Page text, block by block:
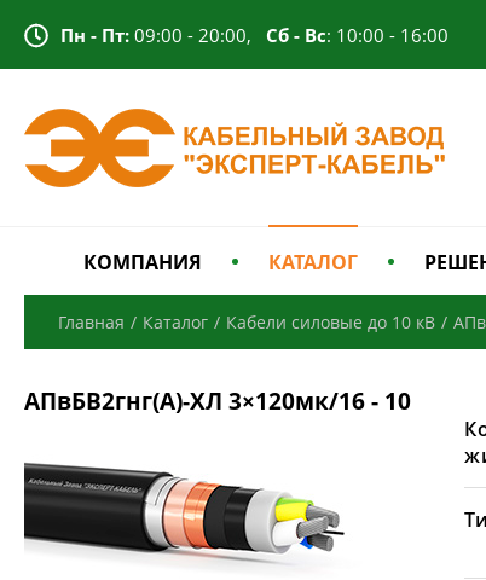
Пн - Пт: 09:00 - 20:00, Сб - Вс: 10:00 - 16:00
КОМПАНИЯ КАТАЛОГ
Главная / Каталог / Кабели силовые до 10 кВ /
АПвБВ2гнг(А)-ХЛ 3×120мк/16 - 10